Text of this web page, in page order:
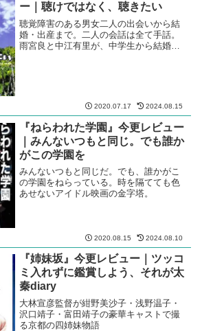
ー｜聴けではなく、聴きたい
聴覚障害のある男女二人の出会いから結
婚・出産まで。二人の会話は全て手話。
雨宮良と中江有里が、中学生から結婚後
2020.07.17 2024.08.15
『ねらわれた学園』今更レビュー
｜みんないつもと同じ。でも誰か
がこの学園を
みんないつもと同じだ。でも、誰かがこ
の学園をねらっている。時を隔てても色
あせないアイドル映画の金字塔。
2020.08.15 2024.08.10
『姉妹坂』今更レビュー｜ツッコ
ミ入れずに鑑賞しよう、それが太
秦diary
大林宣彦監督が紺野美沙子・浅野温子・
沢口靖子・富田靖子の豪華キャストで撮
る京都の四姉妹物語